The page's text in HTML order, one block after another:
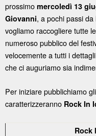
prossimo mercoledì 13
Giovanni, a pochi passi
vogliamo raccogliere tutte le
numeroso pubblico del
velocemente a tutti i
che ci auguriamo sia
Per iniziare pubblichiamo
caratterizzeranno Rock In
Rock